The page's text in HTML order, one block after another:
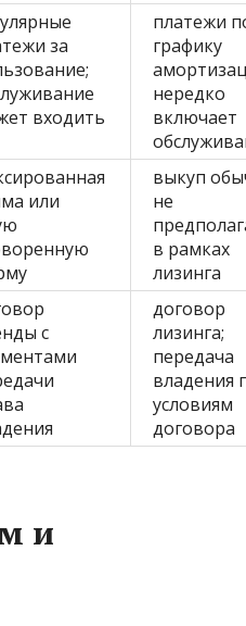
за
входить
платежи
графику
нередко
включает
или
выкуп
не
в рамках
лизинга
с
договор
лизинга;
передача
владения
условиям
договора
и